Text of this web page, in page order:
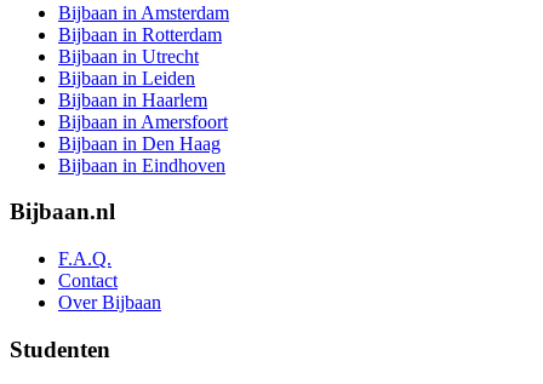
Bijbaan in Amsterdam
Bijbaan in Rotterdam
Bijbaan in Utrecht
Bijbaan in Leiden
Bijbaan in Haarlem
Bijbaan in Amersfoort
Bijbaan in Den Haag
Bijbaan in Eindhoven
Bijbaan.nl
F.A.Q.
Contact
Over Bijbaan
Studenten